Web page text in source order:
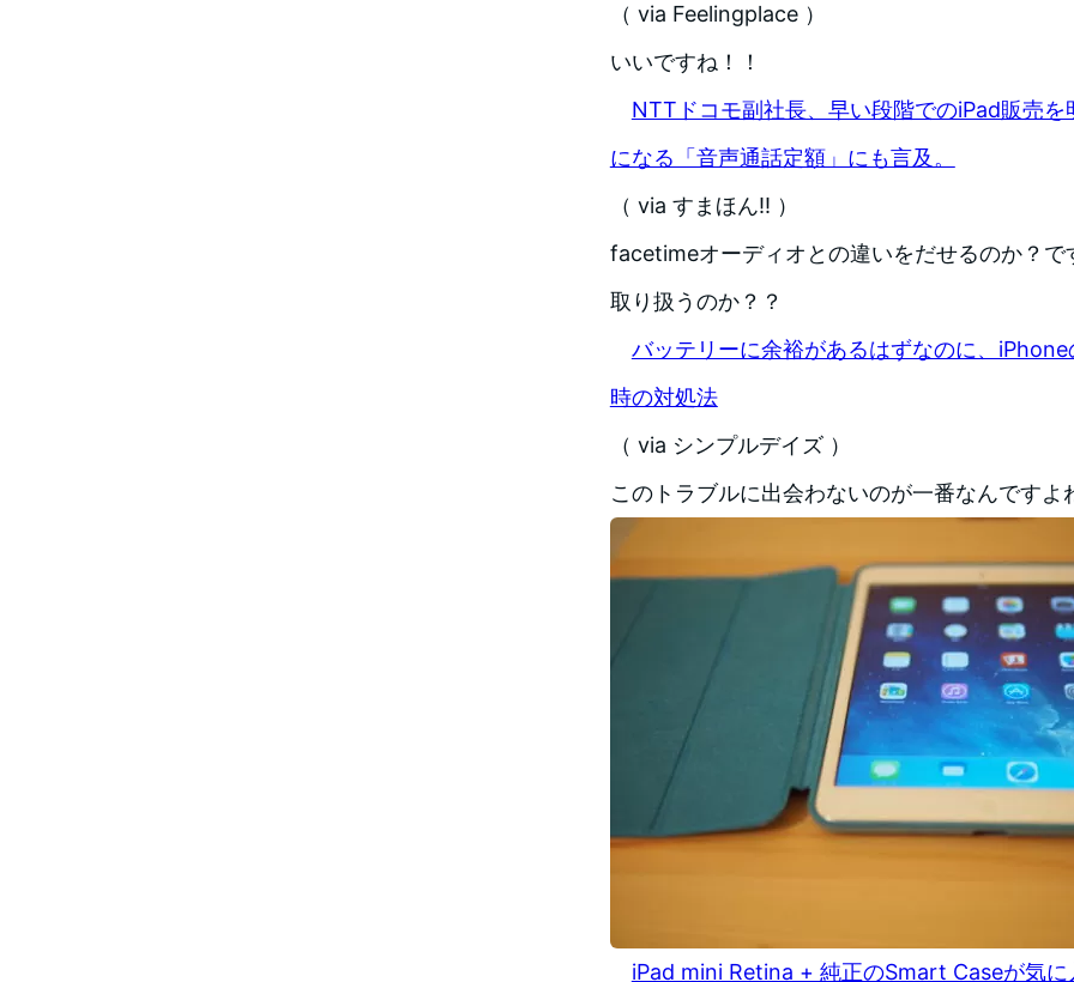
（ via Feelingplace ）
いいですね！！
NTTドコモ副社長、早い段階でのiPad販売を
になる「音声通話定額」にも言及。
（ via すまほん!! ）
facetimeオーディオとの違いをだせるのか？で
取り扱うのか？？
バッテリーに余裕があるはずなのに、
時の対処法
（ via シンプルデイズ ）
このトラブルに出会わないのが一番なんですよ
iPad mini Retina + 純正のSmart Caseが気に